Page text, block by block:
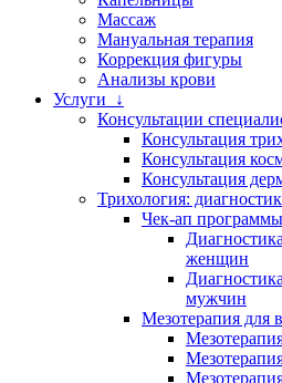
Массаж
Мануальная терапия
Коррекция фигуры
Анализы крови
Услуги ↓
Консультации
Консультация
Консультация
Консультация
Трихология:
Чек-ап
женщин
мужчин
Мезотерапия для